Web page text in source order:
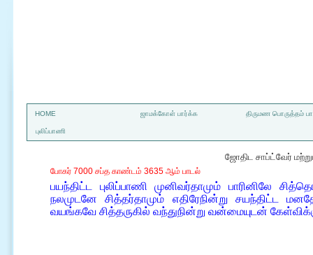
HOME ஜாமக்கோள் பார்க்க திருமண பொருத்தம்
புலிப்பாணி
ஜோதிட சாப்ட்வேர்
போகர் 7000 சப்த காண்டம் 3635 ஆம் பாடல்
பயந்திட்ட புலிப்பாணி முனிவர்தாமும் பாரினிலே
நலமுடனே சித்தர்தாமும் எதிரேநின்று சயந்திட்ட
வயங்கவே சித்தருகில் வந்துநின்று வன்மையுடன்